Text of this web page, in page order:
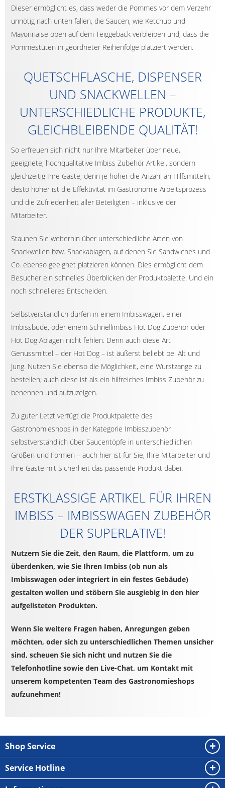
Dieser ermöglicht es, dass weder die Pommes vor dem Verzehr
unnötig nach unten fallen, die Saucen, wie Ketchup und
Mayonnaise oben auf dem Teiggebäck verbleiben und, dass die
Pommestüten in geordneter Reihenfolge platziert werden.
QUETSCHFLASCHE, DISPENSER
UND SNACKWELLEN –
UNTERSCHIEDLICHE PRODUKTE,
GLEICHBLEIBENDE QUALITÄT!
So erfreuen sich nicht nur Ihre Mitarbeiter über neue,
geeignete, hochqualitative Imbiss Zubehör Artikel, sondern
gleichzeitig Ihre Gäste; denn je höher die Anzahl an Hilfsmitteln,
desto höher ist die Effektivität im Gastronomie Arbeitsprozess
und die Zufriedenheit aller Beteiligten – inklusive der
Mitarbeiter.
Staunen Sie weiterhin über unterschiedliche Arten von
Snackwellen bzw. Snackablagen, auf denen Sie Sandwiches und
Co. ebenso geeignet platzieren können. Dies ermöglicht dem
Besucher ein schnelles Überblicken der Produktpalette. Und ein
noch schnelleres Entscheiden.
Selbstverständlich dürfen in einem Imbisswagen, einer
Imbissbude, oder einem Schnellimbiss Hot Dog Zubehör oder
Hot Dog Ablagen nicht fehlen. Denn auch diese Art
Genussmittel – der Hot Dog – ist äußerst beliebt bei Alt und
Jung. Nutzen Sie ebenso die Möglichkeit, eine Wurstzange zu
bestellen; auch diese ist als ein hilfreiches Imbiss Zubehör zu
benennen und aufzuzeigen.
Zu guter Letzt verfügt die Produktpalette des
Gastronomieshops in der Kategorie Imbisszubehör
selbstverständlich über Saucentöpfe in unterschiedlichen
Größen und Formen – auch hier ist für Sie, Ihre Mitarbeiter und
Ihre Gäste mit Sicherheit das passende Produkt dabei.
ERSTKLASSIGE ARTIKEL FÜR IHREN
IMBISS – IMBISSWAGEN ZUBEHÖR
DER SUPERLATIVE!
Nutzern Sie die Zeit, den Raum, die Plattform, um zu
überdenken, wie Sie Ihren Imbiss (ob nun als
Imbisswagen oder integriert in ein festes Gebäude)
gestalten wollen und stöbern Sie ausgiebig in den hier
aufgelisteten Produkten.
Wenn Sie weitere Fragen haben, Anregungen geben
möchten, oder sich zu unterschiedlichen Themen unsicher
sind, scheuen Sie sich nicht und nutzen Sie die
Telefonhotline sowie den Live-Chat, um Kontakt mit
unserem kompetenten Team des Gastronomieshops
aufzunehmen!
Shop Service
Service Hotline